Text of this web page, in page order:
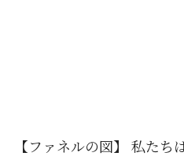
【ファネルの図】 私た